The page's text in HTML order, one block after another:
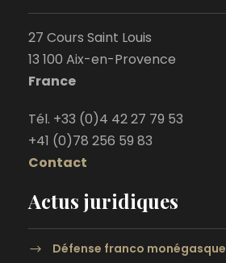
27 Cours Saint Louis
13 100 Aix-en-Provence
France
Tél. +33 (0)4 42 27 79 53
+41 (0)78 256 59 83
Contact
Actus juridiques
Défense franco monégasque